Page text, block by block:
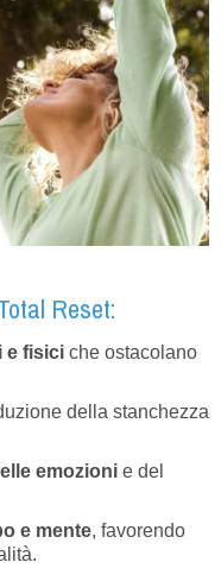
Reset:
e fisici che ostacolano
della stanchezza
emozioni e del
e mente, favorendo